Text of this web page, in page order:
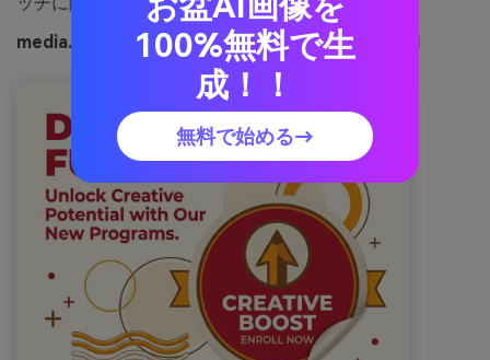
media.ioを使って生成されたチェリーラテの画像例
100%無料で生
成！！
無料で始める→